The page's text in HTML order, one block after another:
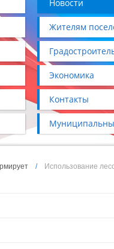
Новости
Жителям
Экономика
Контакты
/ Использование